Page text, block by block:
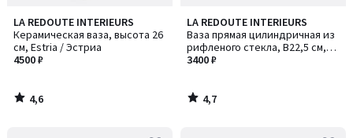
LA REDOUTE INTERIEURS
Керамическая ваза, высота 26
см, Estria / Эстриа
4500 ₽
4,6
/ 5
4,6
/
LA REDOUTE INTERIEURS
Ваза прямая цилиндричная из
рифленого стекла, В22,5 см,
Afa / Афа
3400 ₽
4,7
/ 5
4,7
/